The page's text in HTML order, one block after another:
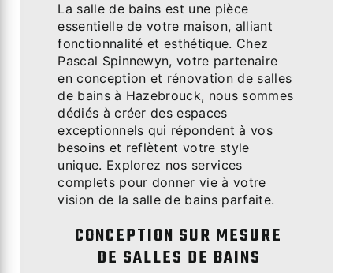
La salle de bains est une pièce
essentielle de votre maison, alliant
fonctionnalité et esthétique. Chez
Pascal Spinnewyn, votre partenaire
en conception et rénovation de salles
de bains à Hazebrouck, nous sommes
dédiés à créer des espaces
exceptionnels qui répondent à vos
besoins et reflètent votre style
unique. Explorez nos services
complets pour donner vie à votre
vision de la salle de bains parfaite.
CONCEPTION SUR MESURE
DE SALLES DE BAINS